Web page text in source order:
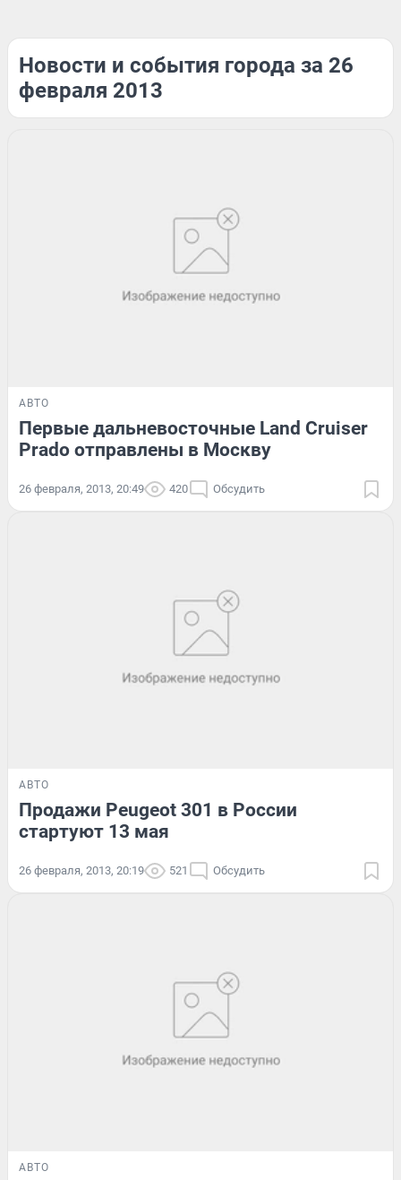
Новости и события города за 26
февраля 2013
АВТО
Первые дальневосточные Land Cruiser
Prado отправлены в Москву
26 февраля, 2013, 20:49 420 Обсудить
АВТО
Продажи Peugeot 301 в России
стартуют 13 мая
26 февраля, 2013, 20:19 521 Обсудить
АВТО